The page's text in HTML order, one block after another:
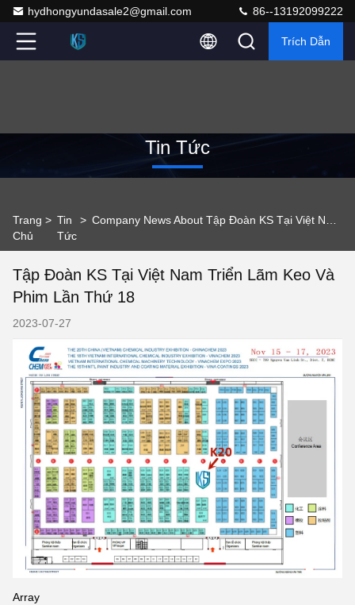
hydhongyundasale2@gmail.com 86--13192099222
Trích Dẫn
Tin Tức
Trang
Chủ
> Tin
Tức
>
Tập Đoàn KS Tại Việt Nam Triển Lãm Keo Và
Phim Lần Thứ 18
2023-07-27
Array